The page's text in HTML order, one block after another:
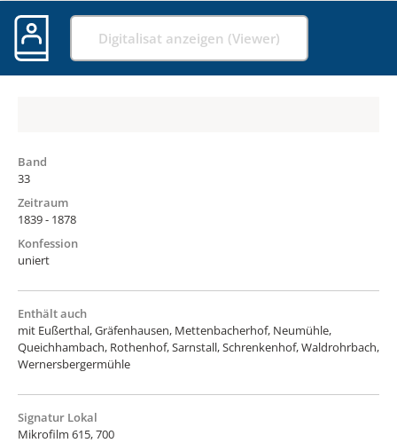
Digitalisat anzeigen (Viewer)
Band
33
Zeitraum
1839 - 1878
Konfession
uniert
Enthält auch
mit Eußerthal, Gräfenhausen, Mettenbacherhof, Neumühle,
Queichhambach, Rothenhof, Sarnstall, Schrenkenhof, Waldrohrbach,
Wernersbergermühle
Signatur Lokal
Mikrofilm 615, 700